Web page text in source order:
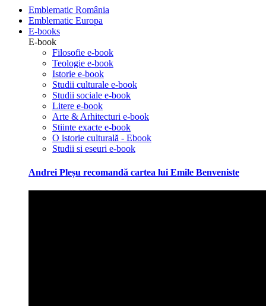
Emblematic România
Emblematic Europa
E-books
E-book
Filosofie e-book
Teologie e-book
Istorie e-book
Studii culturale e-book
Studii sociale e-book
Litere e-book
Arte & Arhitecturi e-book
Stiinte exacte e-book
O istorie culturală - Ebook
Studii si eseuri e-book
Andrei Pleșu recomandă cartea lui Emile Benveniste